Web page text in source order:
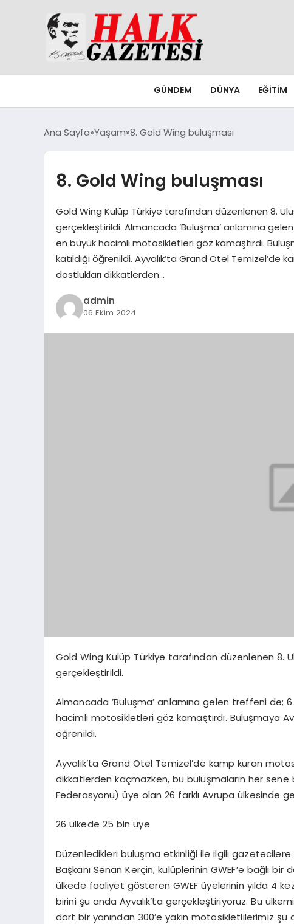
GÜNDEM DÜNYA EĞITIM
Ana Sayfa Yaşam 8. Gold Wing buluşması
8. Gold Wing buluşması
Gold Wing Kulüp Türkiye tarafından düzenlenen 8.
gerçekleştirildi. Almancada ’Buluşma’ anlamına
en büyük hacimli motosikletleri göz kamaştırdı.
katıldığı öğrenildi. Ayvalık’ta Grand Otel
dostlukları dikkatlerden…
admin
06 Ekim 2024
Gold Wing Kulüp Türkiye tarafından düzenlenen 8.
gerçekleştirildi.
Almancada ’Buluşma’ anlamına gelen treffeni de;
hacimli motosikletleri göz kamaştırdı. Buluşmaya
öğrenildi.
Ayvalık’ta Grand Otel Temizel’de kamp kuran
dikkatlerden kaçmazken, bu buluşmaların her sene
Federasyonu) üye olan 26 farklı Avrupa ülkesinde
26 ülkede 25 bin üye
Düzenledikleri buluşma etkinliği ile ilgili
Başkanı Senan Kerçin, kulüplerinin GWEF’e bağlı
ülkede faaliyet gösteren GWEF üyelerinin yılda 4
birini şu anda Ayvalık’ta gerçekleştiriyoruz. Bu
dört bir yanından 300’e yakın motosikletlilerimiz